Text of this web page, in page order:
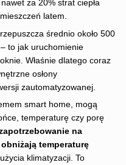
za 20% strat ciepła
latem.
średnio około 500
to jak uruchomienie
Właśnie dlatego coraz
osłony
zautomatyzowanej.
smart home, mogą
temperaturę czy porę
na
obniżają temperaturę
klimatyzacji. To